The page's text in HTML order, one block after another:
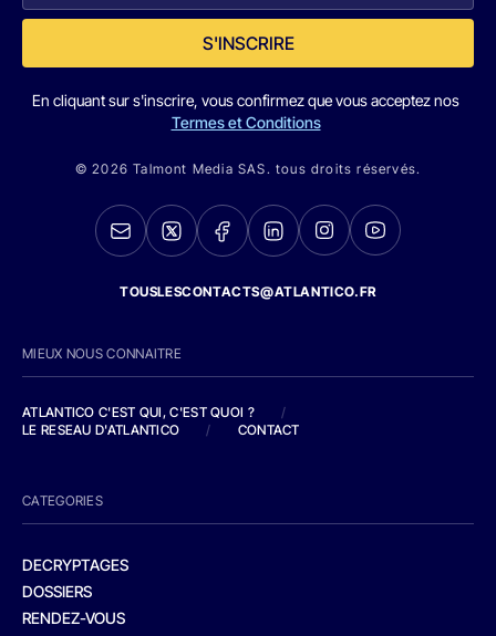
S'INSCRIRE
En cliquant sur s'inscrire, vous confirmez que vous acceptez nos
Termes et Conditions
© 2026 Talmont Media SAS. tous droits réservés.
TOUSLESCONTACTS@ATLANTICO.FR
MIEUX NOUS CONNAITRE
ATLANTICO C'EST QUI, C'EST QUOI ?
/
LE RESEAU D'ATLANTICO
/ CONTACT
CATEGORIES
DECRYPTAGES
DOSSIERS
RENDEZ-VOUS